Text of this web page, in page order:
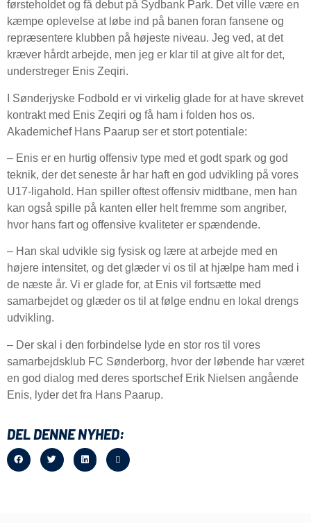
førsteholdet og få debut på Sydbank Park. Det ville være en
kæmpe oplevelse at løbe ind på banen foran fansene og
repræsentere klubben på højeste niveau. Jeg ved, at det
kræver hårdt arbejde, men jeg er klar til at give alt for det,
understreger Enis Zeqiri.
I Sønderjyske Fodbold er vi virkelig glade for at have skrevet
kontrakt med Enis Zeqiri og få ham i folden hos os.
Akademichef Hans Paarup ser et stort potentiale:
– Enis er en hurtig offensiv type med et godt spark og god
teknik, der det seneste år har haft en god udvikling på vores
U17-ligahold. Han spiller oftest offensiv midtbane, men han
kan også spille på kanten eller helt fremme som angriber,
hvor hans fart og offensive kvaliteter er spændende.
– Han skal udvikle sig fysisk og lære at arbejde med en
højere intensitet, og det glæder vi os til at hjælpe ham med i
de næste år. Vi er glade for, at Enis vil fortsætte med
samarbejdet og glæder os til at følge endnu en lokal drengs
udvikling.
– Der skal i den forbindelse lyde en stor ros til vores
samarbejdsklub FC Sønderborg, hvor der løbende har været
en god dialog med deres sportschef Erik Nielsen angående
Enis, lyder det fra Hans Paarup.
DEL DENNE NYHED: